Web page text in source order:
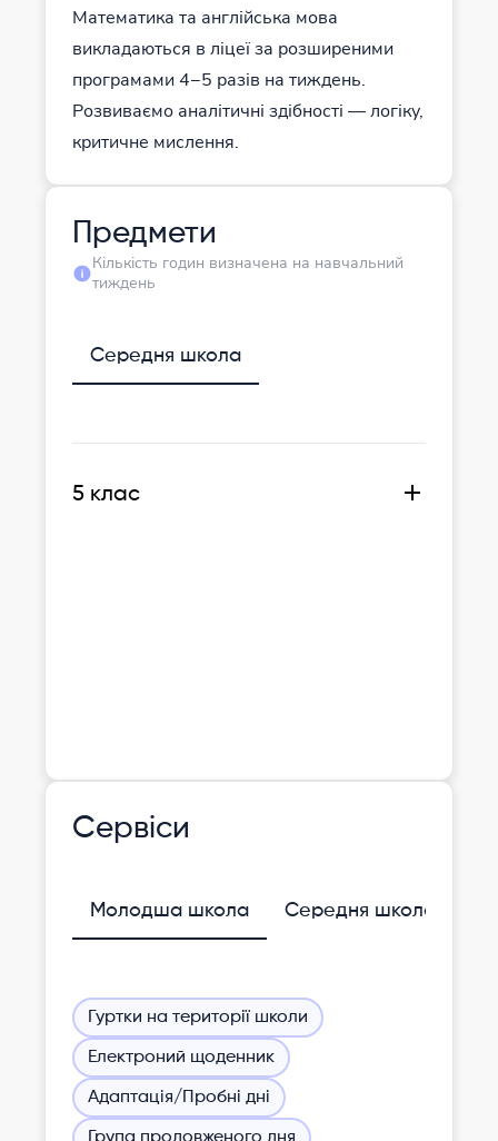
Математика та англійська мова
викладаються в ліцеї за розширеними
програмами 4−5 разів на тиждень.
Розвиваємо аналітичні здібності — логіку,
критичне мислення.
Предмети
Кількість годин визначена на навчальний
тиждень
Середня школа
5 клас
Сервіси
Молодша школа Середня школа
Гуртки на території школи
Електроний щоденник
Адаптація/Пробні дні
Група продовженого дня